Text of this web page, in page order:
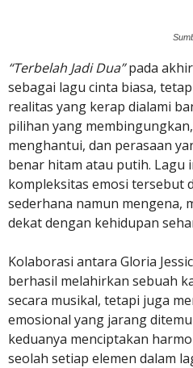
“Terbelah Jadi Dua”pada
sebagai lagu cinta biasa,
realitas yang kerap dialami
pilihan yang
menghantui, dan perasaan
benar hitam atau putih. Lagu
kompleksitas emosi tersebut
sederhana namun mengena,
dekat dengan kehidupan
Kolaborasi antara Gloria
berhasil melahirkan sebuah
secara musikal, tetapi juga
emosional yang jarang
keduanya menciptakan
seolah setiap elemen dalam